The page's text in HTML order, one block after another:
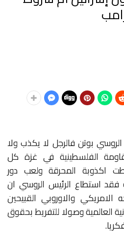
الروسي بوتن فالرجل لا يكذب ولا
الفلسطينية في غزة كل
اكذوبة المحرقة ولعب دور
فقد استطاع الرئيس الروسي ان
والاوروبي القبيحين
وصولا للتفريط بحقوق